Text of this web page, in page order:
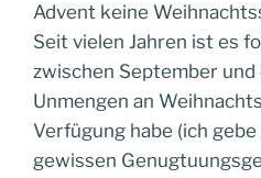
Advent keine
Seit vielen Jahren ist es
zwischen September und
Unmengen an
Verfügung habe (ich
gewissen